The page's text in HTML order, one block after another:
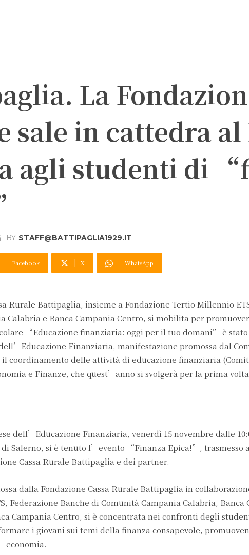
La
sale in cattedra
agli studenti di
BY STAFF@BATTIPAGLIA1929.IT
Facebook X WhatsApp
Rurale Battipaglia, insieme a Fondazione Tertio Millennio
Calabria e Banca Campania Centro, si mobilita per
“Educazione finanziaria: oggi per il tuo domani” è stato
Finanziaria, manifestazione promossa dal
coordinamento delle attività di educazione finanziaria
e Finanze, che quest’anno si svolgerà per la prima volta
dell’Educazione Finanziaria, venerdì 15 novembre dalle
Salerno, si è tenuto l’evento “Finanza Epica!”, trasmesso
Cassa Rurale Battipaglia e dei partner.
dalla Fondazione Cassa Rurale Battipaglia in
Federazione Banche di Comunità Campania Calabria, Banca
Campania Centro, si è concentrata nei confronti degli
i giovani sui temi della finanza consapevole,